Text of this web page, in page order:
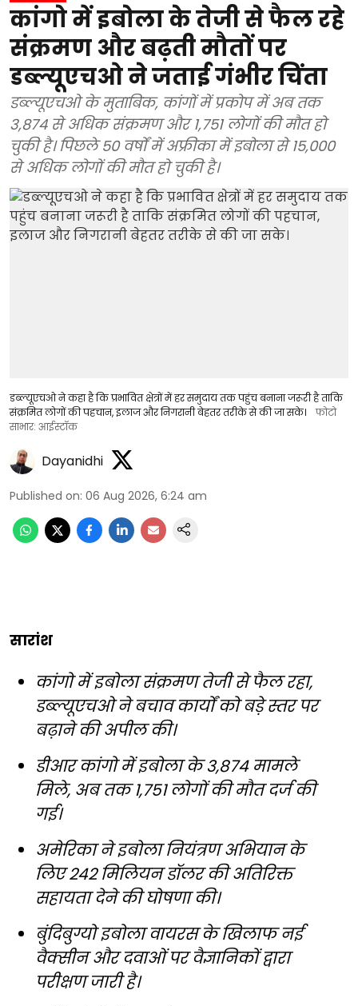
कांगो में इबोला के तेजी से फैल रहे
संक्रमण और बढ़ती मौतों पर
डब्ल्यूएचओ ने जताई गंभीर चिंता
डब्ल्यूएचओ के मुताबिक, कांगों में प्रकोप में अब तक
3,874 से अधिक संक्रमण और 1,751 लोगों की मौत हो
चुकी है। पिछले 50 वर्षों में अफ्रीका में इबोला से 15,000
से अधिक लोगों की मौत हो चुकी है।
डब्ल्यूएचओ ने कहा है कि प्रभावित क्षेत्रों में हर समुदाय तक पहुंच बनाना जरूरी है ताकि
संक्रमित लोगों की पहचान, इलाज और निगरानी बेहतर तरीके से की जा सके।
फोटो
साभार: आईस्टॉक
Dayanidhi
Published on: 06 Aug 2026, 6:24 am
सारांश
कांगो में इबोला संक्रमण तेजी से फैल रहा,
डब्ल्यूएचओ ने बचाव कार्यों को बड़े स्तर पर
बढ़ाने की अपील की।
डीआर कांगो में इबोला के 3,874 मामले
मिले, अब तक 1,751 लोगों की मौत दर्ज की
गई।
अमेरिका ने इबोला नियंत्रण अभियान के
लिए 242 मिलियन डॉलर की अतिरिक्त
सहायता देने की घोषणा की।
बुंदिबुग्यो इबोला वायरस के खिलाफ नई
वैक्सीन और दवाओं पर वैज्ञानिकों द्वारा
परीक्षण जारी है।